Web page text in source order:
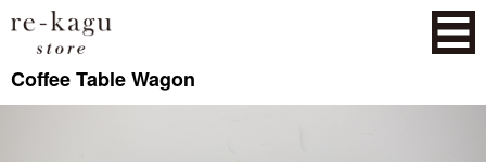
Coffee Table Wagon